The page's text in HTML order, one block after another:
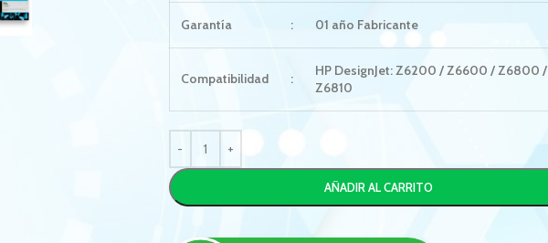
Garantía : 01 año Fabricante
Compatibilidad :
HP DesignJet: Z6200 / Z6600 / Z6800 /
Z6810
AÑADIR AL CARRITO